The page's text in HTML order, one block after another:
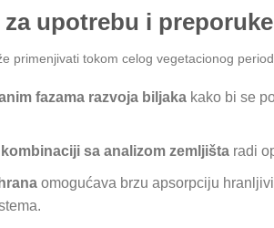
upotrebu i preporuke
primenjivati tokom celog vegetacionog
fazama razvoja biljakakako bi se
sa analizom zemljišta radi
omogućava brzu apsorpciju